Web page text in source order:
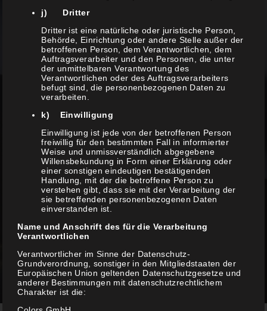
COLOR SERVICE
CARE
j) Dritter
Dritter ist eine natürliche oder juristische Person,
Behörde, Einrichtung oder andere Stelle außer der
betroffenen Person, dem Verantwortlichen, dem
Auftragsverarbeiter und den Personen, die unter
der unmittelbaren Verantwortung des
Verantwortlichen oder des Auftragsverarbeiters
befugt sind, die personenbezogenen Daten zu
verarbeiten.
k) Einwilligung
Einwilligung ist jede von der betroffenen Person
freiwillig für den bestimmten Fall in informierter
Weise und unmissverständlich abgegebene
Willensbekundung in Form einer Erklärung oder
einer sonstigen eindeutigen bestätigenden
Handlung, mit der die betroffene Person zu
verstehen gibt, dass sie mit der Verarbeitung der
sie betreffenden personenbezogenen Daten
einverstanden ist.
Name und Anschrift des für die Verarbeitung
Verantwortlichen
Verantwortlicher im Sinne der Datenschutz-
Grundverordnung, sonstiger in den Mitgliedstaaten der
Europäischen Union geltenden Datenschutzgesetze und
anderer Bestimmungen mit datenschutzrechtlichem
Charakter ist die: